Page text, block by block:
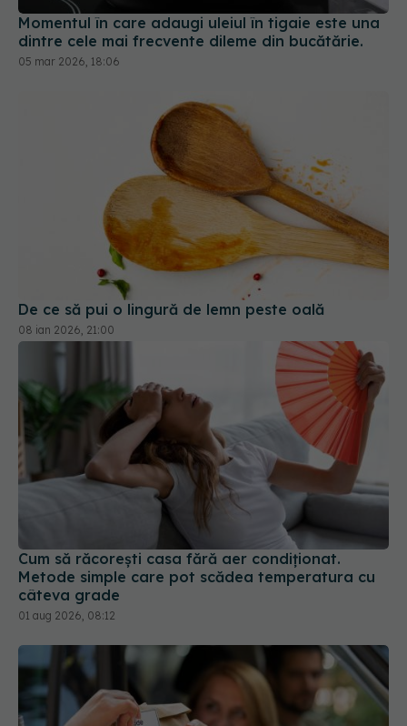
Momentul în care adaugi uleiul în tigaie este una
dintre cele mai frecvente dileme din bucătărie.
05 mar 2026, 18:06
De ce să pui o lingură de lemn peste oală
08 ian 2026, 21:00
Cum să răcorești casa fără aer condiționat.
Metode simple care pot scădea temperatura cu
câteva grade
01 aug 2026, 08:12